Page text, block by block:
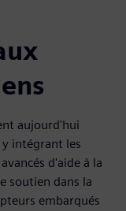
aujourd'hui
intégrant les
d'aide à la
soutien dans la
embarqués